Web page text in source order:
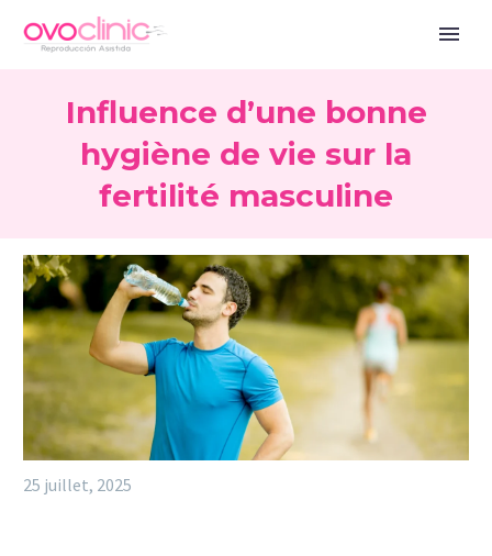
Influence d’une bonne
hygiène de vie sur la
fertilité masculine
25 juillet, 2025